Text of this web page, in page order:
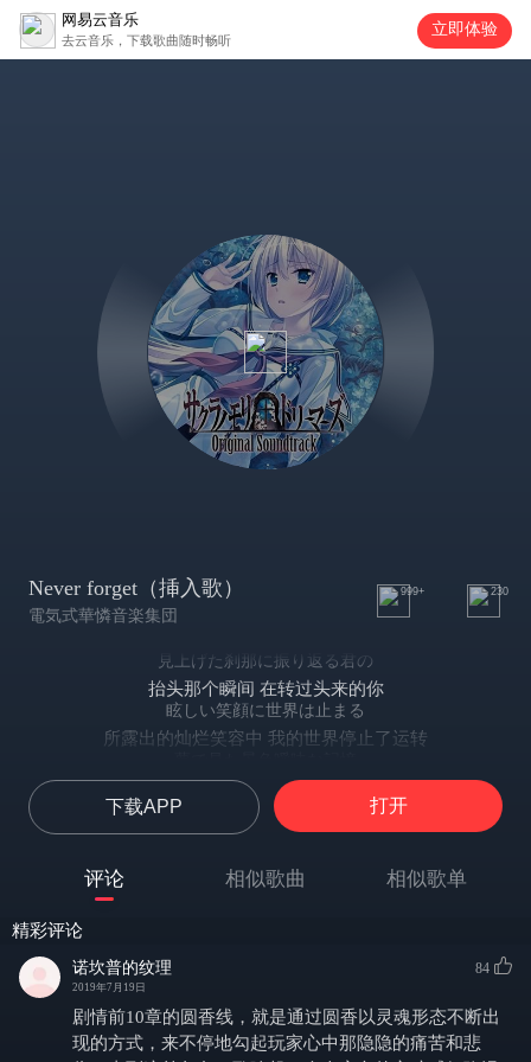
网易云音乐
去云音乐，下载歌曲随时畅听
立即体验
Never forget（挿入歌）
電気式華憐音楽集団
999+ 230
見上げた刹那に振り返る君の
抬头那个瞬间 在转过头来的你
眩しい笑顔に世界は止まる
所露出的灿烂笑容中 我的世界停止了运转
剩下的只有梦中的场景与模糊的记忆
何処にいても僕を守ってくれた
无论什么时候都守护着我
在水面上的起舞 如同海市蜃楼一般
誰も知らない僕と君だけ二人の世界の果て
直到到达这片只有我们两个人的世界的尽头
柔らかい薫り透き通る声と
柔软的香气与清澈的声音
下载APP 打开
评论 相似歌曲 相似歌单
精彩评论
诺坎普的纹理
2019年7月19日
84
剧情前10章的圆香线，就是通过圆香以灵魂形态不断出
现的方式，来不停地勾起玩家心中那隐隐的痛苦和悲